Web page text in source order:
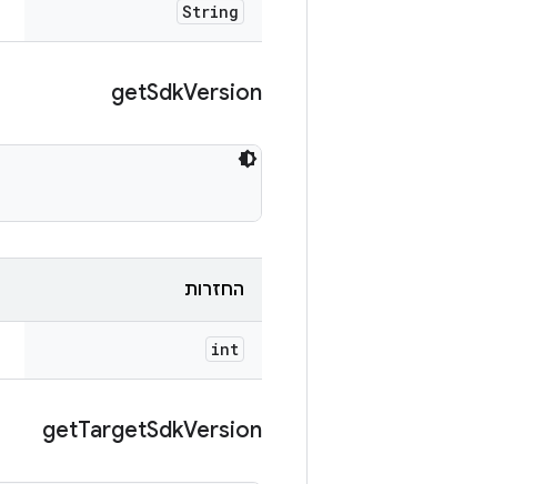
String
getSdkVersion
החזרות
int
getTargetSdkVersion